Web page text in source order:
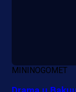
MININOGOMET